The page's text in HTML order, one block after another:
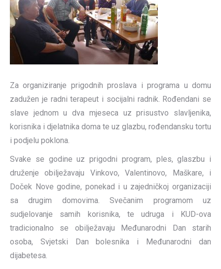
Za organiziranje prigodnih proslava i programa u domu
zadužen je radni terapeut i socijalni radnik. Rođendani se
slave jednom u dva mjeseca uz prisustvo slavljenika,
korisnika i djelatnika doma te uz glazbu, rođendansku tortu
i podjelu poklona.
Svake se godine uz prigodni program, ples, glaszbu i
druženje obilježavaju Vinkovo, Valentinovo, Maškare, i
Doček Nove godine, ponekad i u zajedničkoj organizaciji
sa drugim domovima. Svečanim programom uz
sudjelovanje samih korisnika, te udruga i KUD-ova
tradicionalno se obilježavaju Međunarodni Dan starih
osoba, Svjetski Dan bolesnika i Međunarodni dan
dijabetesa.